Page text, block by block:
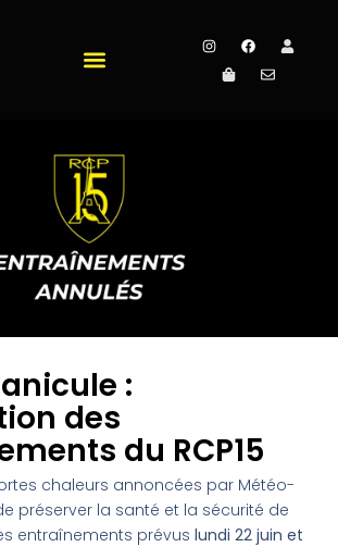
:
des
du RCP15
chaleurs annoncées par Météo-
préserver la santé et la sécurité de
entraînements prévus lundi 22 juin et